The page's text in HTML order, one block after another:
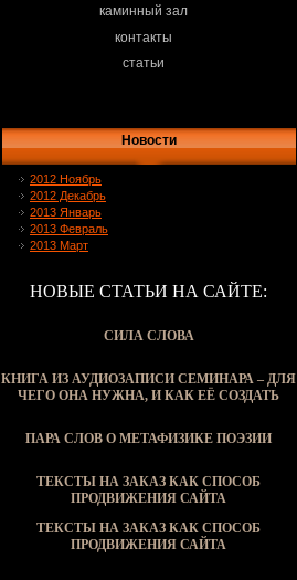
каминный зал
контакты
статьи
Новости
2012 Ноябрь
2012 Декабрь
2013 Январь
2013 Февраль
2013 Март
НОВЫЕ СТАТЬИ НА САЙТЕ:
СИЛА СЛОВА
КНИГА ИЗ АУДИОЗАПИСИ СЕМИНАРА – ДЛЯ
ЧЕГО ОНА НУЖНА, И КАК ЕЁ СОЗДАТЬ
ПАРА СЛОВ О МЕТАФИЗИКЕ ПОЭЗИИ
ТЕКСТЫ НА ЗАКАЗ КАК СПОСОБ
ПРОДВИЖЕНИЯ САЙТА
ТЕКСТЫ НА ЗАКАЗ КАК СПОСОБ
ПРОДВИЖЕНИЯ САЙТА